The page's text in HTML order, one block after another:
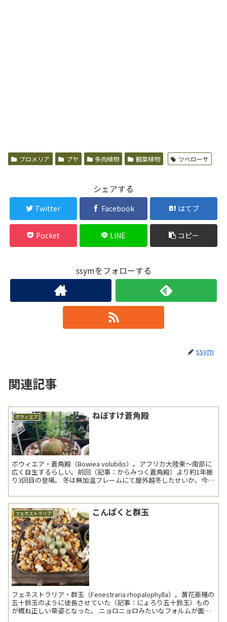
ブロメリア プヤ 多肉植物 観葉植物 ツベローサ
シェアする
Twitter Facebook はてブ
Pocket LINE コピー
ssymをフォローする
ssym
関連記事
ボウィエア ねぼすけ蒼角殿
ボウィエア・蒼角殿（Bowiea volubilis）。アフリカ大陸東～南部に
広く自生するらしい。前回（記事：からみつく蒼角殿）より約1年振
り3回目の登場。 冬は無加温フレームにて屋外越冬したせいか、今年
フェネストラリア こんぱくと群玉
フェネストラリア・群玉（Fenestraria rhopalophylla）。黄花亜種の
五十鈴玉のように徒長させていた（記事：にょろり五十鈴玉）もの
が概ね正しい草姿となった。 ニョロニョロみたいなフォルムが面白